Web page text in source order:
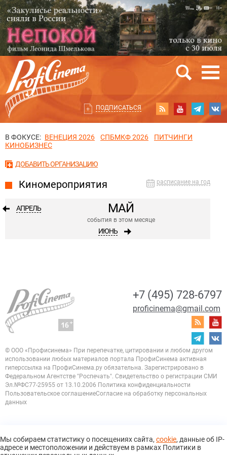
ПОДПИСАТЬСЯ
В ФОКУСЕ: ВЕНЕЦИЯ 2026 СПБМКФ 2026
ПИТЧИНГИ
КИНОБИЗНЕС
ДОБАВИТЬ ОРГАНИЗАЦИЮ
Киномероприятия расписание на год
АПРЕЛЬ МАЙ
события в этом месяце
ИЮНЬ
+7 (495) 728-6797
proficinema@gmail.com
© ООО «Профисинема» При перепечатке, цитировании и любом другом
использовании любых материалов портала ПрофиСинема активная
гиперссылка на ПрофиСинема.ру обязательна. Зарегистрировано в
Федеральном Агентстве "Роспечать". Свидетельство о регистрации СМИ
Эл.№ФС77-25955 от 13.10.2006 Политика конфиденциальности
Пользовательское соглашениеСогласие на обработку персональных
данных
Мы собираем статистику о посещениях сайта, cookie, данные об IP-
адресе и местоположении и действуем в рамках Политики в